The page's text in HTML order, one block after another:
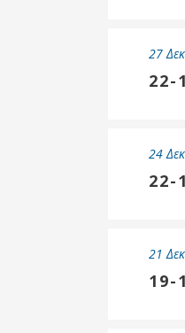
27
22-
24
22-
21
19-